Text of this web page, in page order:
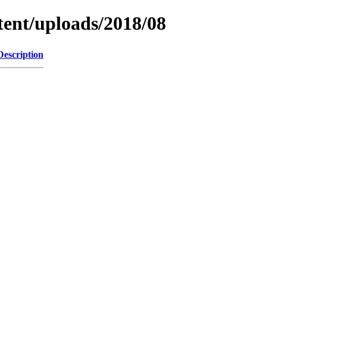
uploads/2018/08